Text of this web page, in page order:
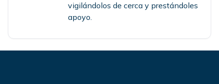
vigilándolos de cerca y prestándoles
apoyo.